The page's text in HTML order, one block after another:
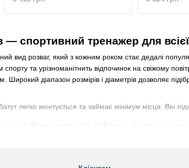
спортивний тренажер для всієї
вид розваг, який з кожним роком стає дедалі
та урізноманітнить відпочинок на свіжому
Широкий діапазон розмірів і діаметрів дозволяє
легко монтується та займає мінімум місця. Він
організм, отримати заряд бадьорості та